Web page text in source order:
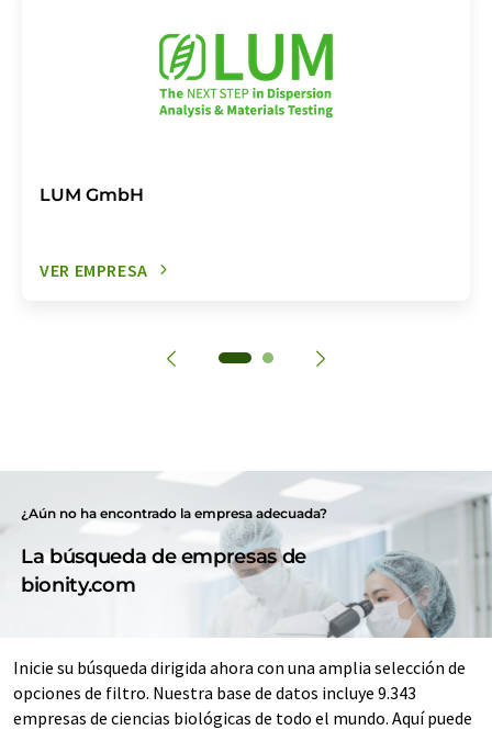
LUM GmbH
VER EMPRESA
¿Aún no ha encontrado la empresa adecuada?
La búsqueda de empresas de
bionity.com
Inicie su búsqueda dirigida ahora con una amplia selección de
opciones de filtro. Nuestra base de datos incluye 9.343
empresas de ciencias biológicas de todo el mundo. Aquí puede